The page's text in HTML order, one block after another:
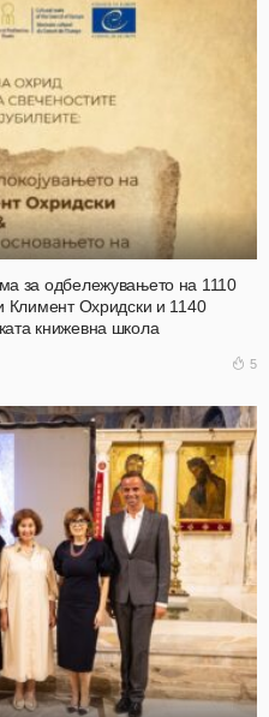
за одбележувањето на 1110
Климент Охридски и 1140
книжевна школа
5